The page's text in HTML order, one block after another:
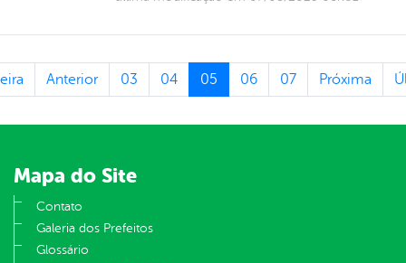
Anterior 03 04 05 06 07 Próxima
Mapa do Site
Contato
Galeria dos Prefeitos
Glossário